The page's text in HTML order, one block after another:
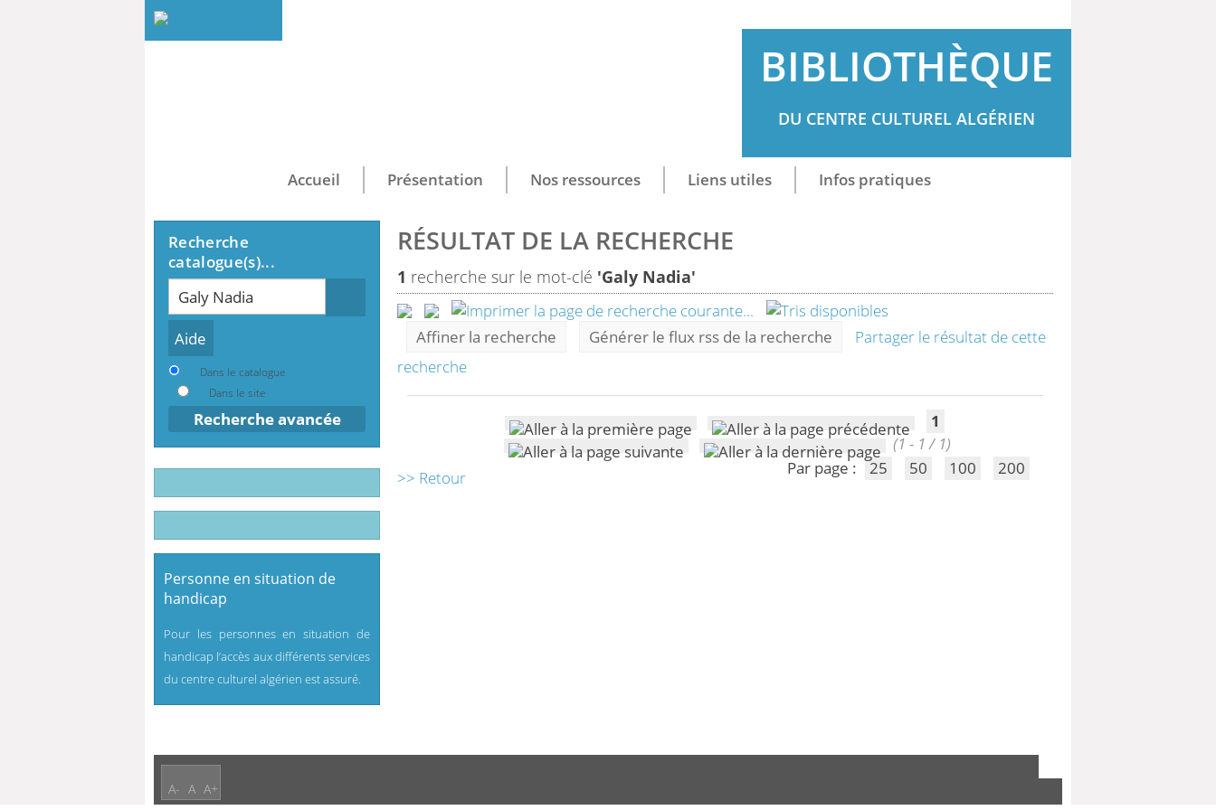
BIBLIOTHÈQUE
DU CENTRE CULTUREL ALGÉRIEN
Accueil Présentation Nos ressources Liens utiles Infos pratiques
RÉSULTAT DE LA RECHERCHE
1 recherche sur le mot-clé 'Galy Nadia'
Affiner la recherche Générer le flux rss de la recherche
Partager le résultat de cette
recherche
1
(1 - 1 / 1)
Par page :
25 50 100 200
>> Retour
Recherche
catalogue(s)...
Recherche
Dans le catalogue
Dans le site
Recherche avancée
Personne en situation de
handicap
Pour les personnes en situation de
handicap l’accès aux différents services
du centre culturel algérien est assuré.
A- A A+